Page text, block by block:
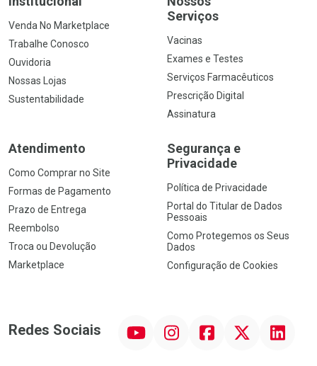
Venda No Marketplace
Trabalhe Conosco
Ouvidoria
Nossas Lojas
Sustentabilidade
Serviços
Vacinas
Exames e Testes
Serviços Farmacêuticos
Prescrição Digital
Assinatura
Atendimento
Como Comprar no Site
Formas de Pagamento
Prazo de Entrega
Reembolso
Troca ou Devolução
Marketplace
Segurança e
Privacidade
Política de Privacidade
Portal do Titular de Dados
Pessoais
Como Protegemos os Seus
Dados
Configuração de Cookies
Redes Sociais InstagramFacebook Linkedin